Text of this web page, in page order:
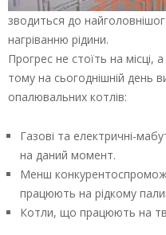
зводиться до
нагріванню рідини.
Прогрес не стоїть на місці,
тому на сьогоднішній день
опалювальних котлів:
Газові та електричні-
на даний момент.
Менш
працюють на рідкому
Котли, що працюють на